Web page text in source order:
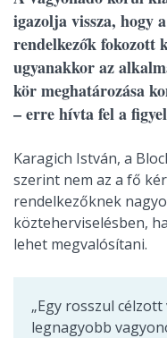
igazolja vissza, hogy
rendelkezők fokozott
ugyanakkor az
kör meghatározása
– erre hívta fel a
Karagich István, a
szerint nem az a fő
rendelkezőknek
közteherviselésben,
lehet megvalósítani.
„Egy rosszul
legnagyobb